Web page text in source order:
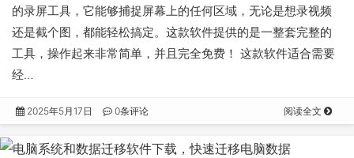
的录屏工具，它能够捕捉屏幕上的任何区域，无论是想录视频
还是截个图，都能轻松搞定。这款软件提供的是一整套完整的
工具，操作起来非常简单，并且完全免费！ 这款软件适合需要
经…
2025年5月17日 0条评论 阅读全文